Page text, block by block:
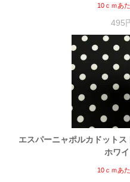
10ｃｍあ
495
エスパーニャポルカドット
ホワ
10ｃｍあ